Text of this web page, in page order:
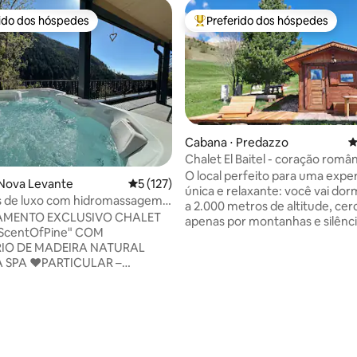
preferidos dos hóspedes
dos hóspedes
Levante 5 de uma avaliação média de 5, 127
5 (127)
de luxo com hidromassagem e
EXCLUSIVO CHALET
COM
DE MADEIRA NATURAL
Entre os melhores preferidos
Preferido dos hóspedes
Cabana ⋅ Predazzo
Chalet El Baitel - coração
Alpe Lusia
O local perfeito para uma
única e relaxante: você vai
a 2.000 metros de altitude,
apenas por montanhas e